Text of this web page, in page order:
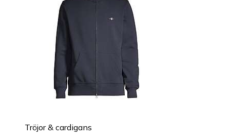
Tröjor & cardigans